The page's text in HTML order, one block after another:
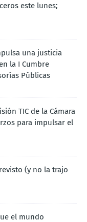
este lunes;
una justicia
la I Cumbre
Públicas
TIC de la Cámara
para impulsar el
(y no la trajo
el mundo